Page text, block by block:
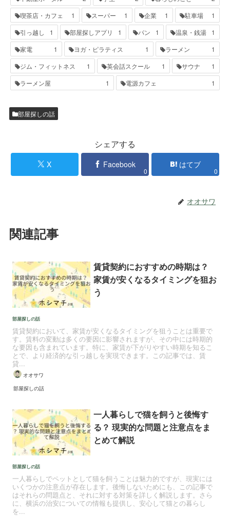
喫茶店・カフェ
1 スーパー 1 企業 1 駐車場
1
引っ越し
1 部屋探しアプリ 1 パン 1 温泉・銭湯
1
家電
1 ヨガ・ピラティス 1 ラーメン
1
ジム・フィットネス
1 英会話スクール 1 サウナ
1
ラーメン屋
1 電源カフェ 1
部屋探しの話
シェアする
X Facebook
0
はてブ
0
オオサワ
関連記事
部屋探しの話
賃貸契約におすすめの時期は？
家賃が安くなるタイミングを狙お
う
賃貸契約において、家賃が安くなるタイミングを狙うことは重要で
す。賃料の変動は多くの要因に影響されますが、その中には時期的
な要因も含まれています。特に、家賃が下がりやすい時期を知るこ
とで、より経済的な引っ越しを実現できます。この記事では、賃
貸...
オオサワ
部屋探しの話
部屋探しの話
一人暮らしで猫を飼うと後悔す
る？ 現実的な問題と注意点をま
とめて解説
一人暮らしでペットとして猫を飼うことは魅力的ですが、現実には
いくつかの注意点が存在します。後悔しないためにも、この記事で
はそれらの問題点と、それに対する対策を詳しく解説します。さら
に、横浜の治安についての情報も提供し、安心して猫との暮らし
を...